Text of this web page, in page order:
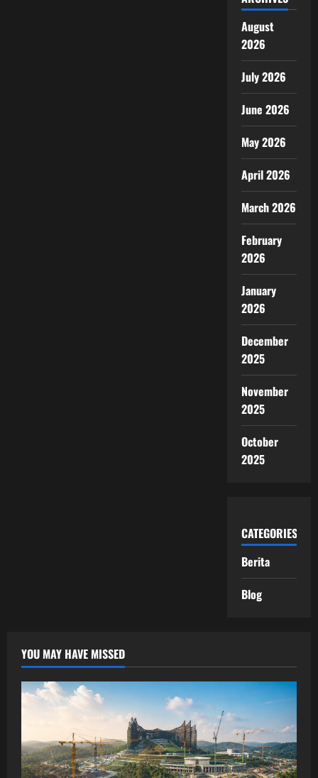
August
2026
July 2026
June 2026
May 2026
April 2026
March 2026
February
2026
January
2026
December
2025
November
2025
October
2025
CATEGORIES
Berita
Blog
YOU MAY HAVE MISSED